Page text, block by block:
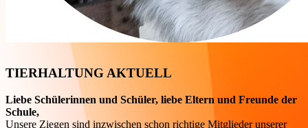
TIERHALTUNG AKTUELL
Liebe Schülerinnen und Schüler, liebe Eltern und Freunde der
Schule,
Unsere Ziegen sind inzwischen schon richtige Mitglieder unserer